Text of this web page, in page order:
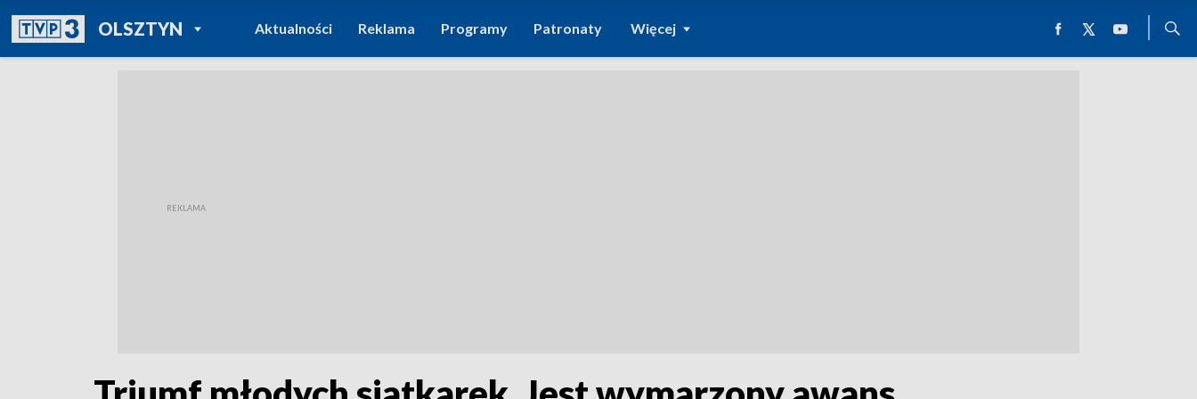
OLSZTYNPOWRÓT DO
TVP REGIONY
Aktualności Reklama Programy Patronaty Więcej